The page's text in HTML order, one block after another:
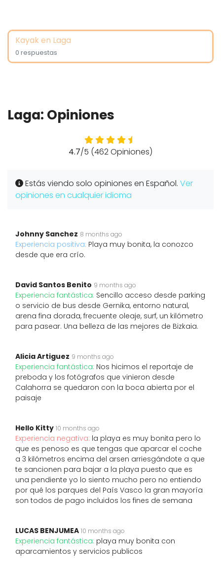
Kayak en Laga
0 respuestas
Laga: Opiniones
4.7/5 (462 Opiniones)
Estás viendo solo opiniones en Español. Ver
opiniones en cualquier idioma
Johnny Sanchez 8 months ago
Experiencia positiva: Playa muy bonita, la conozco
desde que era crío.
David Santos Benito 9 months ago
Experiencia fantástica: Sencillo acceso desde parking
o servicio de bus desde Gernika, entorno natural,
arena fina dorada, frecuente oleaje, surf, un kilómetro
para pasear. Una belleza de las mejores de Bizkaia.
Alicia Artiguez 9 months ago
Experiencia fantástica: Nos hicimos el reportaje de
preboda y los fotógrafos que vinieron desde
Calahorra se quedaron con la boca abierta por el
paisaje
Hello Kitty 10 months ago
Experiencia negativa: la playa es muy bonita pero lo
que es penoso es que tengas que aparcar el coche
a 3 kilómetros encima del arsen arriesgándote a que
te sancionen para bajar a la playa puesto que es
una pendiente yo lo siento mucho pero no entiendo
por qué los parques del País Vasco la gran mayoría
son todos de pago incluidos los fines de semana
LUCAS BENJUMEA 10 months ago
Experiencia fantástica: playa muy bonita con
aparcamientos y servicios publicos